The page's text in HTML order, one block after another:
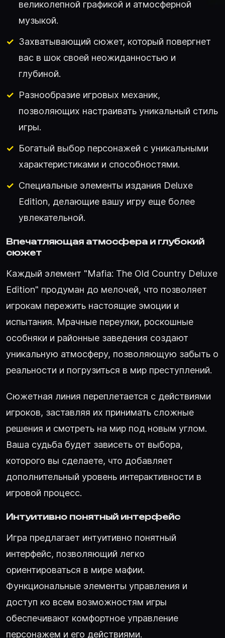
великолепной графикой и атмосферной
музыкой.
Захватывающий сюжет, который повергнет
вас в шок своей неожиданностью и
глубиной.
Разнообразие игровых механик,
позволяющих настраивать уникальный стиль
игры.
Богатый выбор персонажей с уникальными
характеристиками и способностями.
Специальные элементы издания Deluxe
Edition, делающие вашу игру еще более
увлекательной.
Впечатляющая атмосфера и глубокий
сюжет
Каждый элемент "Mafia: The Old Country Deluxe
Edition" продуман до мелочей, что позволяет
игрокам пережить настоящие эмоции и
испытания. Мрачные переулки, роскошные
особняки и районные заведения создают
уникальную атмосферу, позволяющую забыть о
реальности и погрузиться в мир преступлений.
Сюжетная линия переплетается с действиями
игроков, заставляя их принимать сложные
решения и смотреть на мир под новым углом.
Ваша судьба будет зависеть от выбора,
которого вы сделаете, что добавляет
дополнительный уровень интерактивности в
игровой процесс.
Интуитивно понятный интерфейс
Игра предлагает интуитивно понятный
интерфейс, позволяющий легко
ориентироваться в мире мафии.
Функциональные элементы управления и
доступ ко всем возможностям игры
обеспечивают комфортное управление
персонажем и его действиями.